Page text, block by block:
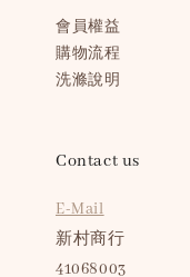
會員權益
購物流程
洗滌說明
Contact us
E-Mail
新村商行
41068003